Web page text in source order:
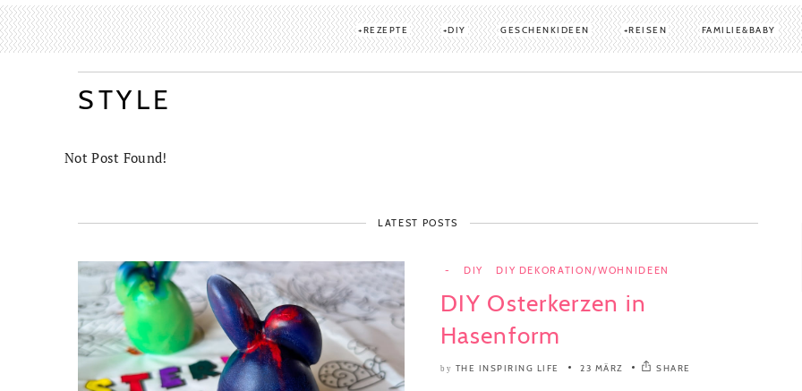
REZEPTE DIY GESCHENKIDEEN REISEN FAMILIE&BABY
STYLE
Not Post Found!
LATEST POSTS
- DIY DIY DEKORATION/WOHNIDEEN
DIY Osterkerzen in
Hasenform
by THE INSPIRING LIFE 23 MÄRZ SHARE